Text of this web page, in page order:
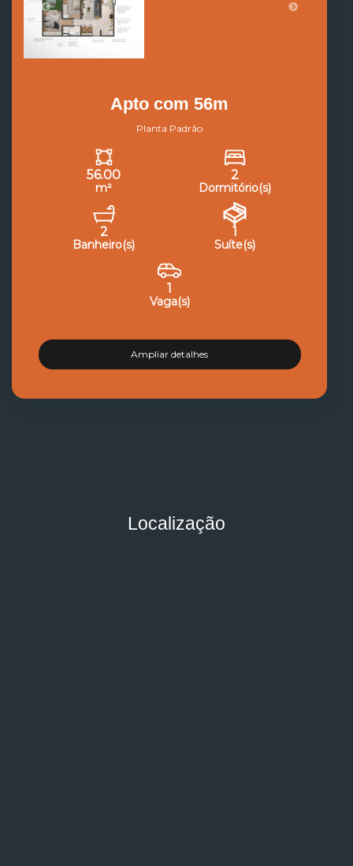
Apto com 56m
Planta Padrão
56.00
m²
2
Dormitório(s)
2
Banheiro(s)
1
Suíte(s)
1
Vaga(s)
Ampliar detalhes
Localização